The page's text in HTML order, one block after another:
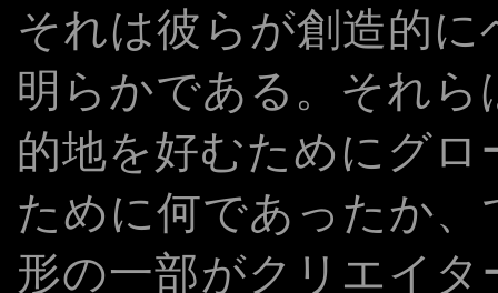
それは彼らが創造的
明らかである。それ
的地を好むためにグ
ために何であったか
形の一部がクリエイ